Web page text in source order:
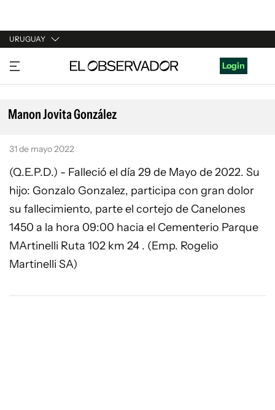
URUGUAY
URUGUAY
ARGENTINA
ESPAÑA
Login
Manon Jovita González
31 de mayo 2022
(Q.E.P.D.) - Falleció el día 29 de Mayo de 2022. Su
hijo: Gonzalo Gonzalez, participa con gran dolor
su fallecimiento, parte el cortejo de Canelones
1450 a la hora 09:00 hacia el Cementerio Parque
MArtinelli Ruta 102 km 24 . (Emp. Rogelio
Martinelli SA)